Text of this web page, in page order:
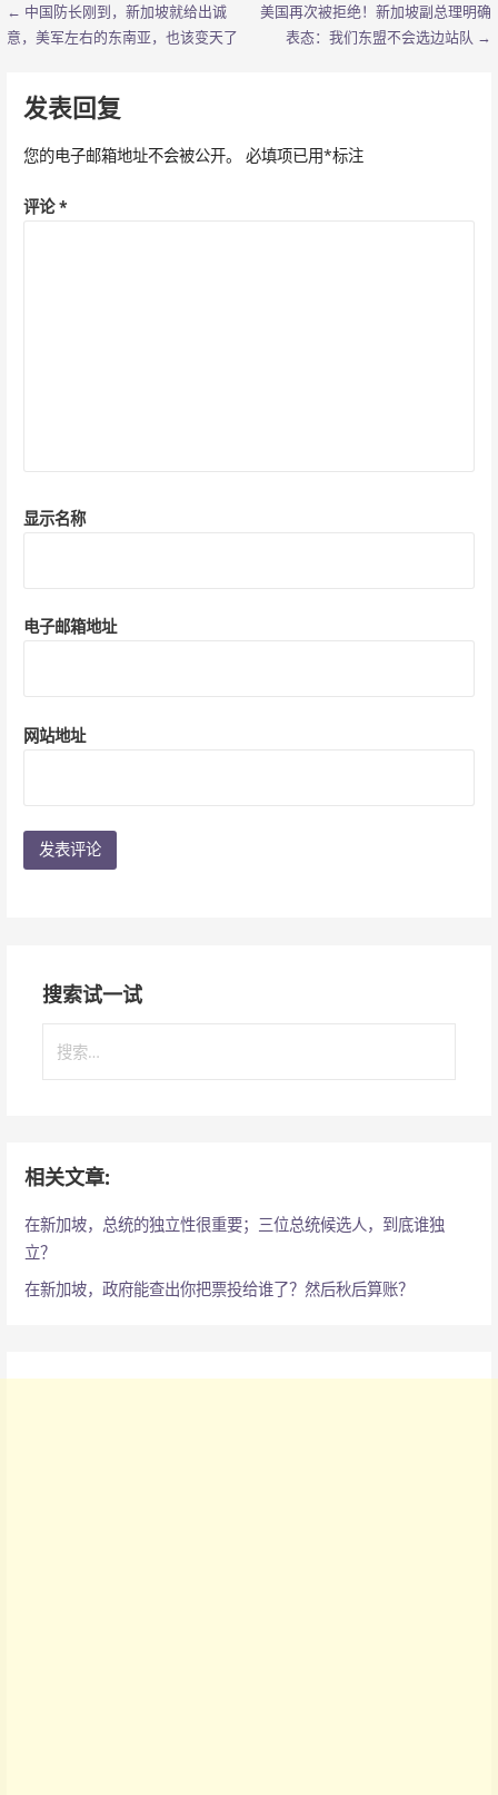
文
导
航
← 中国防长刚到，新加坡就给出诚
意，美军左右的东南亚，也该变天了
美国再次被拒绝！新加坡副总理明确
表态：我们东盟不会选边站队 →
发表回复
您的电子邮箱地址不会被公开。 必填项已用*标注
评论*
显示名称
电子邮箱地址
网站地址
搜索试一试
索
相关文章:
在新加坡，总统的独立性很重要；三位总统候选人，到底谁独
立？
在新加坡，政府能查出你把票投给谁了？然后秋后算账？